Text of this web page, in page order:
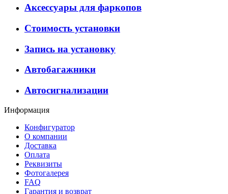
Аксессуары для фаркопов
Стоимость установки
Запись на установку
Автобагажники
Автосигнализации
Информация
Конфигуратор
О компании
Доставка
Оплата
Реквизиты
Фотогалерея
FAQ
Гарантия и возврат